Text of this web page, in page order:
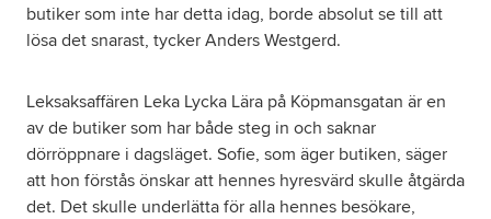
butiker som inte har detta idag, borde absolut se till att
lösa det snarast, tycker Anders Westgerd.
Leksaksaffären Leka Lycka Lära på Köpmansgatan är en
av de butiker som har både steg in och saknar
dörröppnare i dagsläget. Sofie, som äger butiken, säger
att hon förstås önskar att hennes hyresvärd skulle åtgärda
det. Det skulle underlätta för alla hennes besökare,